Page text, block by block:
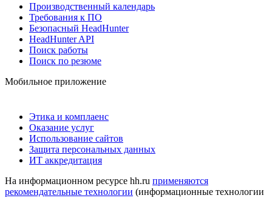
Производственный календарь
Требования к ПО
Безопасный HeadHunter
HeadHunter API
Поиск работы
Поиск по резюме
Мобильное приложение
Этика и комплаенс
Оказание услуг
Использование сайтов
Защита персональных данных
ИТ аккредитация
На информационном ресурсе hh.ru применяются
рекомендательные технологии (информационные технологии